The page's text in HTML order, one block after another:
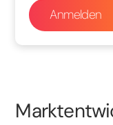
Anmelden